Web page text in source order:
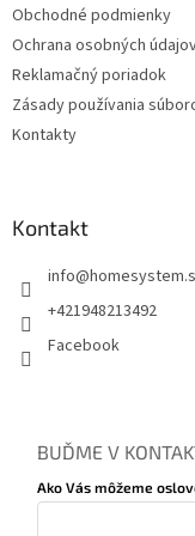
Obchodné podmienky
Ochrana osobných
Reklamačný poriadok
Zásady používania
Kontakty
Kontakt
info@
+421948213492
Facebook
BUĎME V
Ako Vás môžeme